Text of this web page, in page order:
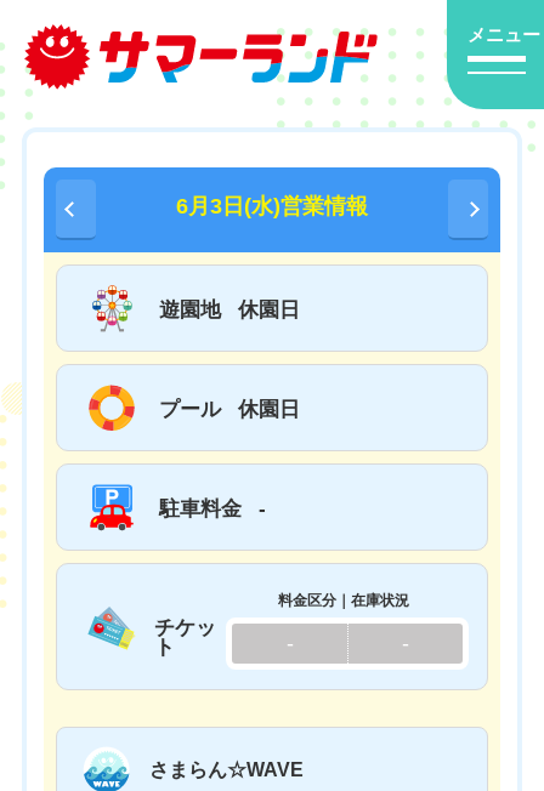
メニュー
6月3日(水)営業情報
遊園地 休園日
プール 休園日
駐車料金 -
チケッ
ト
料金区分｜在庫状況
- -
さまらん☆WAVE